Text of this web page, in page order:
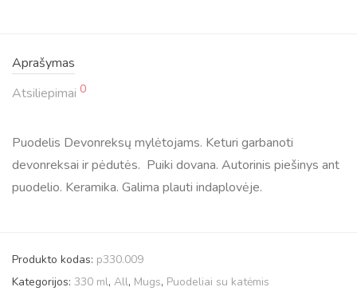
Aprašymas
Atsiliepimai 0
Puodelis Devonreksų mylėtojams. Keturi garbanoti
devonreksai ir pėdutės. Puiki dovana. Autorinis piešinys ant
puodelio. Keramika. Galima plauti indaplovėje.
Produkto kodas: p330.009
Kategorijos: 330 ml, All, Mugs, Puodeliai su katėmis